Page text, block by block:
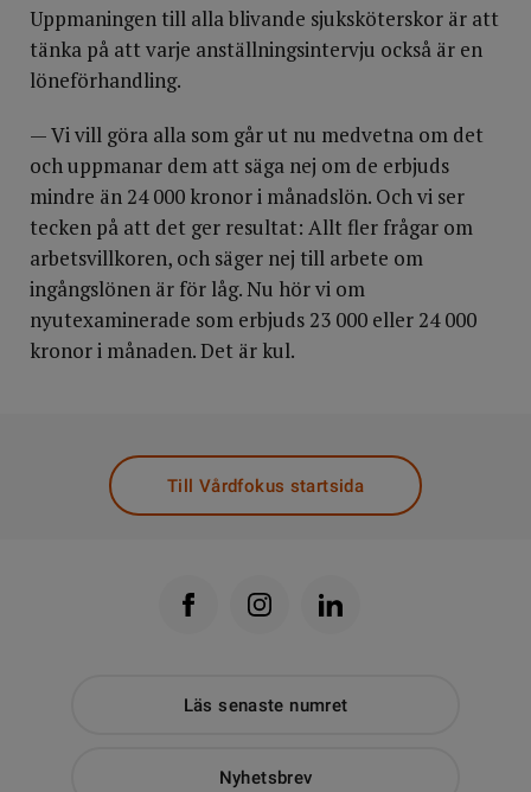
Uppmaningen till alla blivande sjuksköterskor är att
tänka på att varje anställningsintervju också är en
löneförhandling.
— Vi vill göra alla som går ut nu medvetna om det
och uppmanar dem att säga nej om de erbjuds
mindre än 24 000 kronor i månadslön. Och vi ser
tecken på att det ger resultat: Allt fler frågar om
arbetsvillkoren, och säger nej till arbete om
ingångslönen är för låg. Nu hör vi om
nyutexaminerade som erbjuds 23 000 eller 24 000
kronor i månaden. Det är kul.
Till Vårdfokus startsida
Läs senaste numret
Nyhetsbrev